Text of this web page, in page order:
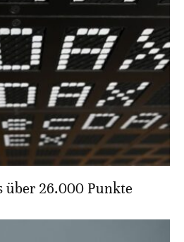
über 26.000 Punkte